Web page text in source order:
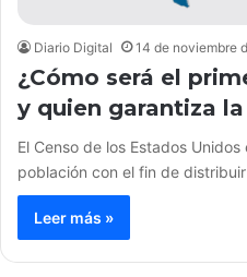
Diario Digital 14 de noviembre
¿Cómo será el
y quien garantiza
El Censo de los Estados
población con el fin de
Leer más »